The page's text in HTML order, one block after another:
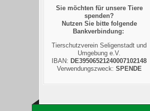
Sie möchten für unsere Tiere
spenden?
Nutzen Sie bitte folgende
Bankverbindung:
Tierschutzverein Seligenstadt und
Umgebung e.V.
IBAN: DE39506521240007102148
Verwendungszweck: SPENDE